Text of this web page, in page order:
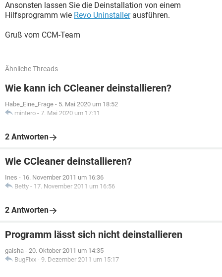
Ansonsten lassen Sie die Deinstallation von einem
Hilfsprogramm wie Revo Uninstallerausführen.
Gruß vom CCM-Team
Ähnliche Threads
Wie kann ich CCleaner deinstallieren?
Habe_Eine_Frage - 5. Mai 2020 um 18:52
mintero - 7. Mai 2020 um 17:11
2 Antworten
Wie CCleaner deinstallieren?
Ines - 16. November 2011 um 16:36
Betty - 17. November 2011 um 16:56
2 Antworten
Programm lässt sich nicht deinstallieren
gaisha - 20. Oktober 2011 um 14:35
BugFixx - 9. Dezember 2011 um 15:17